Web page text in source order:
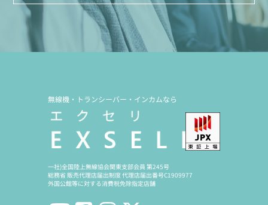
無線機・トランシーバー・インカムなら
一社)全国陸上無線協会関東支部会員 第245号
総務省 販売代理店届出制度 代理店届出番号C1909977
外国公館等に対する消費税免除指定店舗